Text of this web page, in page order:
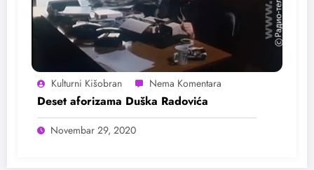
Kulturni Kišobran
Deset aforizama Duška Radovića
Novembar 29, 2020